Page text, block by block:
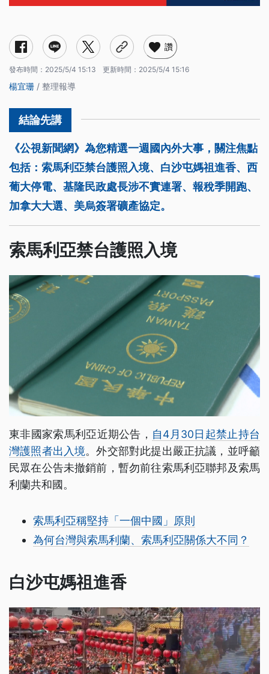
索馬利亞禁台護照入境
白沙屯媽祖進香
西葡大停電
基隆民政處長涉不實連署
報稅季開跑（5/1）
加拿大大選（4/28）
美烏簽署礦產協定（4/30）
讚
發布時間： 2025/5/4 15:13 更新時間： 2025/5/4 15:16
楊宜珊 / 整理報導
《公視新聞網》為您精選一週國內外大事，關注焦點
包括：索馬利亞禁台護照入境、白沙屯媽祖進香、西
葡大停電、基隆民政處長涉不實連署、報稅季開跑、
加拿大大選、美烏簽署礦產協定。
索馬利亞禁台護照入境
東非國家索馬利亞近期公告， 自4月30日起禁止持台
灣護照者出入境。外交部對此提出嚴正抗議，並呼籲
民眾在公告未撤銷前，暫勿前往索馬利亞聯邦及索馬
利蘭共和國。
索馬利亞稱堅持「一個中國」原則
為何台灣與索馬利蘭、索馬利亞關係大不同？
白沙屯媽祖進香